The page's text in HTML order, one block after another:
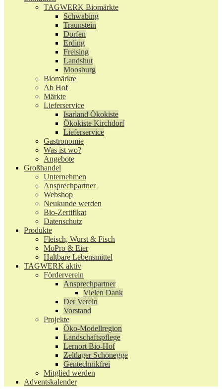
TAGWERK Biomärkte
Schwabing
Traunstein
Dorfen
Erding
Freising
Landshut
Moosburg
Biomärkte
Ab Hof
Märkte
Lieferservice
Isarland Ökokiste
Ökokiste Kirchdorf
Lieferservice
Gastronomie
Was ist wo?
Angebote
Großhandel
Unternehmen
Ansprechpartner
Webshop
Neukunde werden
Bio-Zertifikat
Datenschutz
Produkte
Fleisch, Wurst & Fisch
MoPro & Eier
Haltbare Lebensmittel
TAGWERK aktiv
Förderverein
Ansprechpartner
Vielen Dank
Der Verein
Vorstand
Projekte
Öko-Modellregion
Landschaftspflege
Lernort Bio-Hof
Zeltlager Schönegge
Gentechnikfrei
Mitglied werden
Adventskalender